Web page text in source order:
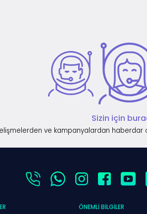
Sizin için
ve kampanyalardan haberdar
ÖNEMLI BILGILER